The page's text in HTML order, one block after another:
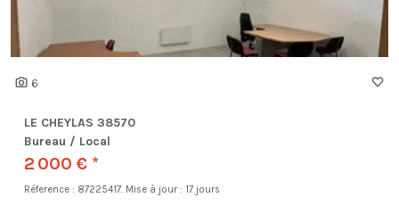
6
LE CHEYLAS 38570
Bureau / Local
2 000 € *
Réference : 87225417. Mise à jour : 17 jours